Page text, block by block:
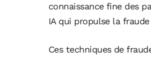
connaissance fine des
IA qui propulse la
Ces techniques de